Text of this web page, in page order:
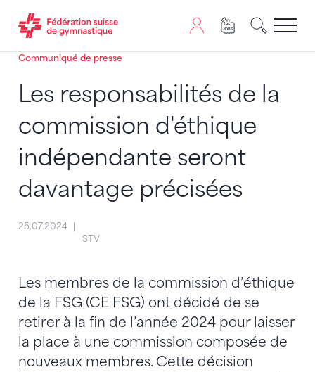
Passer au contenu
Naviguer vers le plan du siten
JavaScript est nécessaire pour naviguer sur ce site.
Communiqué de presse
Les responsabilités de la
commission d'éthique
indépendante seront
davantage précisées
25.07.2024
STV
Les membres de la commission d’éthique
de la FSG (CE FSG) ont décidé de se
retirer à la fin de l’année 2024 pour laisser
la place à une commission composée de
nouveaux membres. Cette décision